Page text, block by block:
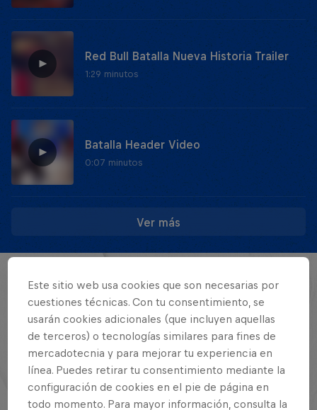
Red Bull Batalla Nueva Historia Trailer
1:29 minutos
Batalla Header Video
0:07 minutos
Ver más
EVENTOS
Este sitio web usa cookies que son necesarias por
cuestiones técnicas. Con tu consentimiento, se
usarán cookies adicionales (que incluyen aquellas
de terceros) o tecnologías similares para fines de
mercadotecnia y para mejorar tu experiencia en
línea. Puedes retirar tu consentimiento mediante la
configuración de cookies en el pie de página en
todo momento. Para mayor información, consulta la